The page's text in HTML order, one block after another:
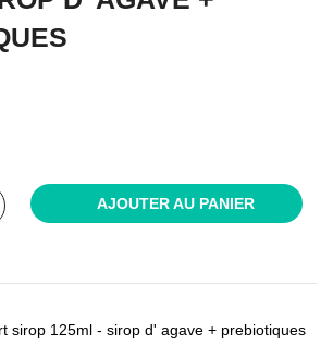
AJOUTER AU PANIER
sirop 125ml - sirop d' agave + prebiotiques